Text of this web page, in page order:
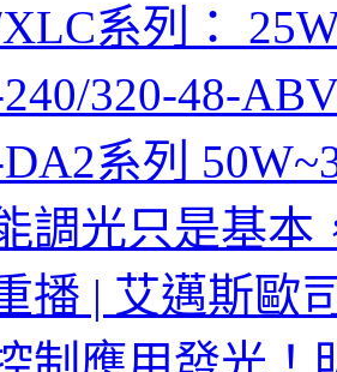
系列：
320-48-
系列
調光只是基本
播 | 艾邁斯歐